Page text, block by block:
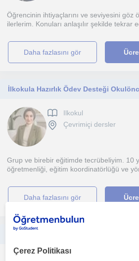
Öğrencinin ihtiyaçlarını ve seviyesini göz
ilerlerim. Konuları anlaşılır şekilde tekrar
daha fazlasını gör
Ilkokul
Çevrimiçi dersler
Grup ve birebir eğitimde tecrübeliyim. 10
öğretmenliği, eğitim koordinatörlüğü ve
daha fazlasını gör
Çerez Politikası